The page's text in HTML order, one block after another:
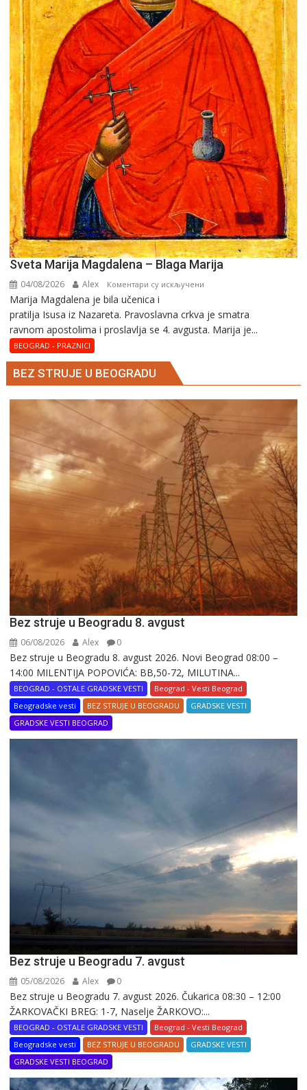
Sveta Marija Magdalena – Blaga Marija
04/08/2026 Alex Коментари су искључени
Marija
Magdalena
Marija Magdalena je bila učenica i
pratilja Isusa iz Nazareta. Pravoslavna crkva je smatra
ravnom apostolima i proslavlja se 4. avgusta. Marija je...
BEOGRAD - PRAZNICI
BEZ STRUJE U BEOGRADU
Bez struje u Beogradu 8. avgust
06/08/2026 Alex 0
Bez struje u Beogradu 8. avgust 2026. Novi Beograd 08:00 –
14:00 MILENTIJA POPOVIĆA: BB,50-72, MILUTINA...
BEOGRAD - OSTALE GRADSKE VESTI
Beograd - Vesti Beograd
Beogradske vesti
BEZ STRUJE U BEOGRADU
GRADSKE VESTI
GRADSKE VESTI BEOGRAD
Bez struje u Beogradu 7. avgust
05/08/2026 Alex 0
Bez struje u Beogradu 7. avgust 2026. Čukarica 08:30 – 12:00
ŽARKOVAČKI BREG: 1-7, Naselje ŽARKOVO:...
BEOGRAD - OSTALE GRADSKE VESTI
Beograd - Vesti Beograd
Beogradske vesti
BEZ STRUJE U BEOGRADU
GRADSKE VESTI
GRADSKE VESTI BEOGRAD